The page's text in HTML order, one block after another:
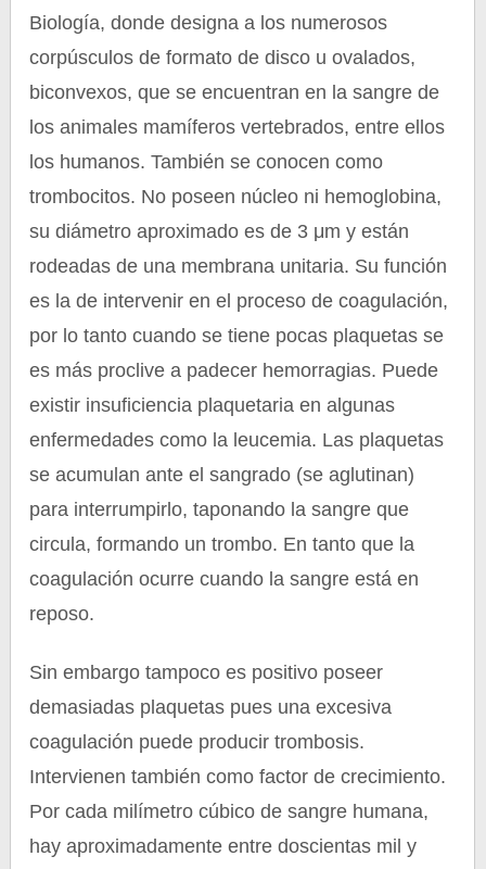
Biología, donde designa a los numerosos
corpúsculos de formato de disco u ovalados,
biconvexos, que se encuentran en la sangre de
los animales mamíferos vertebrados, entre ellos
los humanos. También se conocen como
trombocitos. No poseen núcleo ni hemoglobina,
su diámetro aproximado es de 3 μm y están
rodeadas de una membrana unitaria. Su función
es la de intervenir en el proceso de coagulación,
por lo tanto cuando se tiene pocas plaquetas se
es más proclive a padecer hemorragias. Puede
existir insuficiencia plaquetaria en algunas
enfermedades como la leucemia. Las plaquetas
se acumulan ante el sangrado (se aglutinan)
para interrumpirlo, taponando la sangre que
circula, formando un trombo. En tanto que la
coagulación ocurre cuando la sangre está en
reposo.
Sin embargo tampoco es positivo poseer
demasiadas plaquetas pues una excesiva
coagulación puede producir trombosis.
Intervienen también como factor de crecimiento.
Por cada milímetro cúbico de sangre humana,
hay aproximadamente entre doscientas mil y